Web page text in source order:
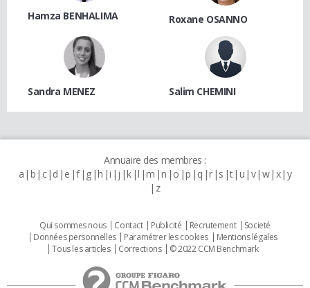
Hamza BENHALIMA Roxane OSANNO
Sandra MENEZ Salim CHEMINI
Annuaire des membres :
a b c d e f g h i j k l m n o p q r s t u v w x y
z
Qui sommes nous Contact Publicité Recrutement
Societé
Données personnelles
Paramétrer les cookies
Mentions légales
Tous les articles
Corrections © 2022 CCM Benchmark